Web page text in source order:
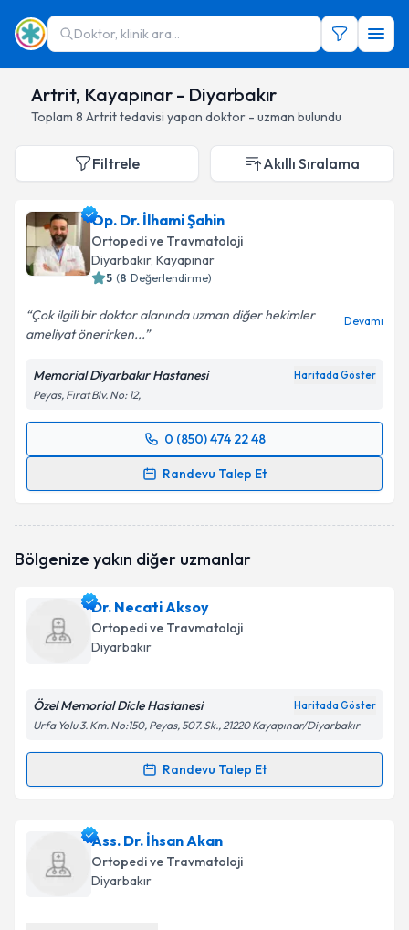
Doktor, klinik ara...
Artrit, Kayapınar - Diyarbakır
Toplam 8 Artrittedavisi yapan doktor - uzman bulundu
Filtrele Akıllı Sıralama
Op. Dr. İlhami Şahin
Ortopedi ve Travmatoloji
Diyarbakır, Kayapınar
5 (8 Değerlendirme)
Çok ilgili bir doktor alanında uzman diğer hekimler
ameliyat önerirken...
Devamı
Memorial Diyarbakır Hastanesi Haritada Göster
Peyas, Fırat Blv. No: 12,
0 (850) 474 22 48
Randevu Talep Et
Randevu Takvimi Talebi
oluşturun. Size bu uzmandan randevu almanız için bir
kapsamda işlenmesini kabul ediyorum.
Takvim Talebini Gönder
Bölgenize yakın diğer uzmanlar
Dr. Necati Aksoy
Ortopedi ve Travmatoloji
Diyarbakır
Özel Memorial Dicle Hastanesi Haritada Göster
Urfa Yolu 3. Km. No:150, Peyas, 507. Sk., 21220 Kayapınar/Diyarbakır
Randevu Talep Et
Randevu Takvimi Talebi
Dr. Necati Aksoyiçin randevu takvimi talebi
oluşturun. Size bu uzmandan randevu almanız için bir
takvim hazırlandığında e-posta ile bilgilendireceğiz.
Ass. Dr. İhsan Akan
Ortopedi ve Travmatoloji
Diyarbakır